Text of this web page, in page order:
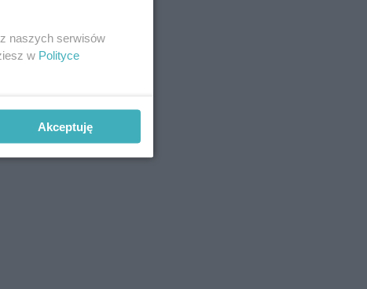
naszych serwisów
w Polityce
Akceptuję